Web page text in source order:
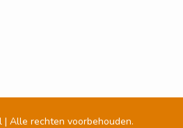
Alle rechten voorbehouden.